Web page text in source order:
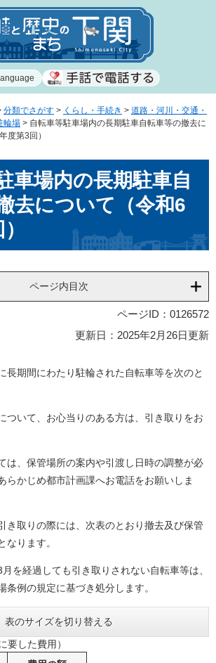
分類でさがす > くらし・手続き > 道路・河川・交通・
輪場 > 自転車等駐車場内の長期駐車自転車等の撤去に
度第3回）
車場内の長期駐車自
去について（令和6
ページ内目次
ページID：0126572
更新日：2025年2月26日更新
期間にわたり駐輪された自転車等を次のと
ついて、お心当りのある方は、引き取りをお
は、保管場所の案内や引渡し日時の調整が必
らかじめ都市計画課へお電話をお願いしま
き取りの際には、次表のとおり撤去及び保管
なります。
を経過しても引き取りされない自転車等は、
条例の規定に基づき処分します。
表のサイズを切り替える
要した費用）